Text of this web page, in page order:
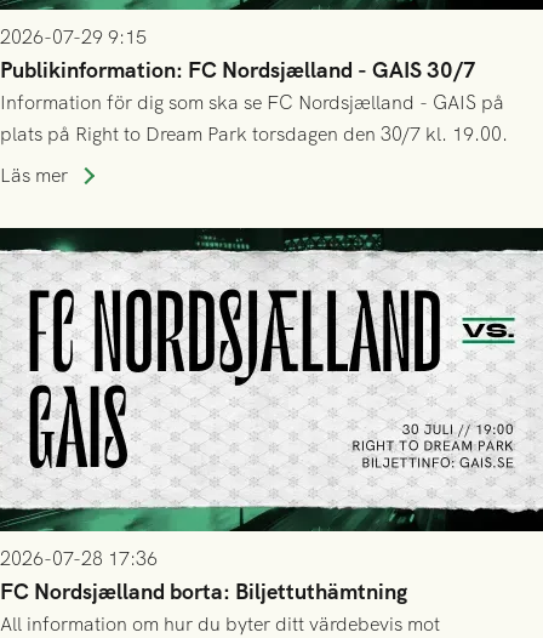
2026-07-29 9:15
Publikinformation: FC Nordsjælland - GAIS 30/7
Information för dig som ska se FC Nordsjælland - GAIS på
plats på Right to Dream Park torsdagen den 30/7 kl. 19.00.
Läs mer
2026-07-28 17:36
FC Nordsjælland borta: Biljettuthämtning
All information om hur du byter ditt värdebevis mot